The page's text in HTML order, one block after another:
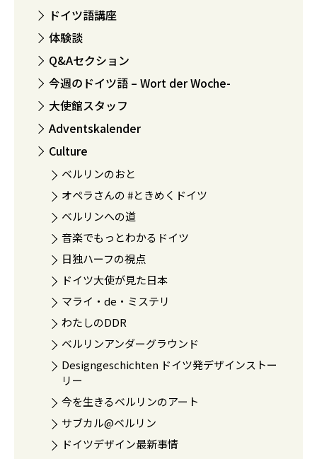
ドイツ語講座
体験談
Q&Aセクション
今週のドイツ語 – Wort der Woche-
大使館スタッフ
Adventskalender
Culture
ベルリンのおと
オペラさんの #ときめくドイツ
ベルリンへの道
音楽でもっとわかるドイツ
日独ハーフの視点
ドイツ大使が見た日本
マライ・de・ミステリ
わたしのDDR
ベルリンアンダーグラウンド
Designgeschichten ドイツ発デザインストー
リー
今を生きるベルリンのアート
サブカル@ベルリン
ドイツデザイン最新事情